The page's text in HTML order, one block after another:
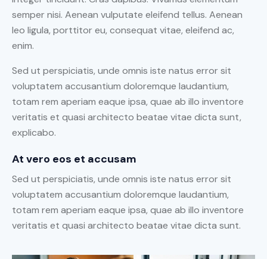
semper nisi. Aenean vulputate eleifend tellus. Aenean
leo ligula, porttitor eu, consequat vitae, eleifend ac,
enim.
Sed ut perspiciatis, unde omnis iste natus error sit
voluptatem accusantium doloremque laudantium,
totam rem aperiam eaque ipsa, quae ab illo inventore
veritatis et quasi architecto beatae vitae dicta sunt,
explicabo.
At vero eos et accusam
Sed ut perspiciatis, unde omnis iste natus error sit
voluptatem accusantium doloremque laudantium,
totam rem aperiam eaque ipsa, quae ab illo inventore
veritatis et quasi architecto beatae vitae dicta sunt.